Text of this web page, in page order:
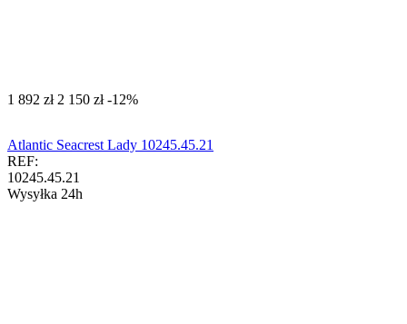
‍1 892‍ zł ‍2 150‍ zł -12%
Atlantic Seacrest Lady 10245.45.21
REF:
10245.45.21
Wysyłka 24h